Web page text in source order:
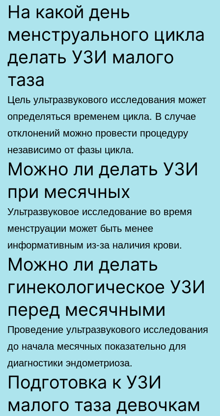
На какой день
менструального цикла
делать УЗИ малого
таза
Цель ультразвукового исследования может
определяться временем цикла. В случае
отклонений можно провести процедуру
независимо от фазы цикла.
Можно ли делать УЗИ
при месячных
Ультразвуковое исследование во время
менструации может быть менее
информативным из-за наличия крови.
Можно ли делать
гинекологическое УЗИ
перед месячными
Проведение ультразвукового исследования
до начала месячных показательно для
диагностики эндометриоза.
Подготовка к УЗИ
малого таза девочкам